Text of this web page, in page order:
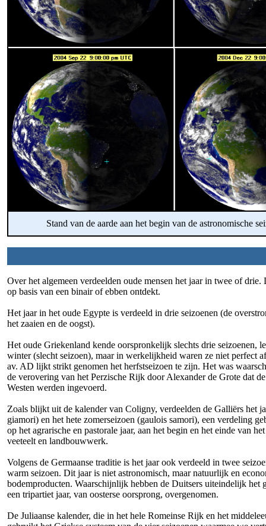
Stand van de aarde aan het begin van de astronomische
Over het algemeen verdeelden oude mensen het jaar in twee of drie.
op basis van een binair of ebben ontdekt.
Het jaar in het oude Egypte is verdeeld in drie seizoenen (de
het zaaien en de oogst).
Het oude Griekenland kende oorspronkelijk slechts drie seizoenen,
winter (slecht seizoen), maar in werkelijkheid waren ze niet perfect
av. AD lijkt strikt genomen het herfstseizoen te zijn. Het was
de verovering van het Perzische Rijk door Alexander de Grote dat
Westen werden ingevoerd.
Zoals blijkt uit de kalender van Coligny, verdeelden de Galliërs het
giamori) en het hete zomerseizoen (gaulois samori), een verdeling
op het agrarische en pastorale jaar, aan het begin en het einde van
veeteelt en landbouwwerk.
Volgens de Germaanse traditie is het jaar ook verdeeld in twee
warm seizoen. Dit jaar is niet astronomisch, maar natuurlijk en
bodemproducten. Waarschijnlijk hebben de Duitsers uiteindelijk het
een tripartiet jaar, van oosterse oorsprong, overgenomen.
De Juliaanse kalender, die in het hele Romeinse Rijk en het